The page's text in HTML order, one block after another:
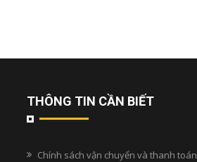
THÔNG TIN CẦN BIẾT
Chính sách vận chuyển và thanh toán